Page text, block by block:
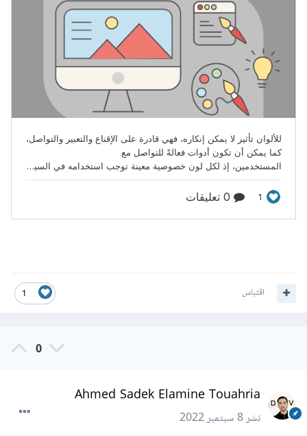
1 اقتباس
0
Ahmed Sadek Elamine Touahria
نشر8 سبتمبر 2022